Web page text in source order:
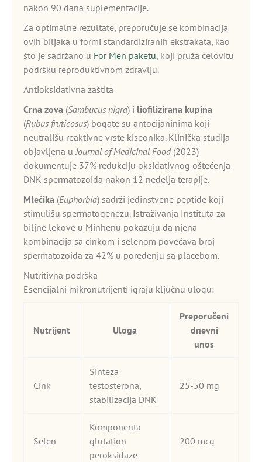
nakon 90 dana suplementacije.
Za optimalne rezultate, preporučuje se kombinacija
ovih biljaka u formi standardiziranih ekstrakata, kao
što je sadržano u For Men paketu, koji pruža celovitu
podršku reproduktivnom zdravlju.
Antioksidativna zaštita
Crna zova (Sambucus nigra) i liofilizirana kupina
(Rubus fruticosus) bogate su antocijaninima koji
neutrališu reaktivne vrste kiseonika. Klinička studija
objavljena uJournal of Medicinal Food(2023)
dokumentuje 37% redukciju oksidativnog oštećenja
DNK spermatozoida nakon 12 nedelja terapije.
Mlečika (Euphorbia) sadrži jedinstvene peptide koji
stimulišu spermatogenezu. Istraživanja Instituta za
biljne lekove u Minhenu pokazuju da njena
kombinacija sa cinkom i selenom povećava broj
spermatozoida za 42% u poređenju sa placebom.
Nutritivna podrška
Esencijalni mikronutrijenti igraju ključnu ulogu:
Nutrijent Uloga
Preporučeni
dnevni
unos
Cink
Sinteza
testosterona,
stabilizacija DNK
25-50 mg
Selen
Komponenta
glutation
peroksidaze
200 mcg